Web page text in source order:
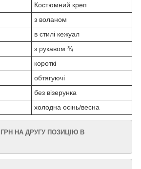
Костюмний креп
з воланом
в стилі кежуал
з рукавом ¾
короткі
обтягуючі
без візерунка
холодна осінь/весна
ГРН НА ДРУГУ ПОЗИЦІЮ В